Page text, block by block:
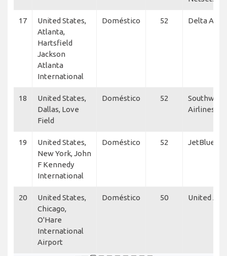
17
United States,
Atlanta,
Hartsfield
Jackson
Atlanta
International
Doméstico 52 Delta Air
18
United States,
Dallas, Love
Field
Doméstico 52
Southwest
Airlines,
19
United States,
New York, John
F Kennedy
International
Doméstico 52 JetBlue
20
United States,
Chicago,
O'Hare
International
Airport
Doméstico 50 United